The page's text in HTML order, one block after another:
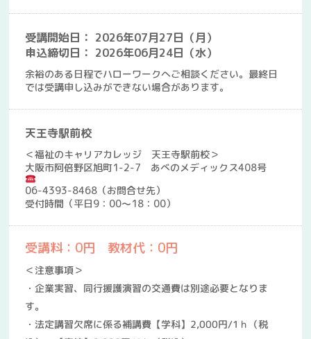
受講開始日： 2026年07月27日（月）
申込締切日： 2026年06月24日（水）
余裕のある日程でハローワークへご相談ください。最終日
では受講申し込みができない場合があります。
天王寺駅前校
＜福祉のキャリアカレッジ 天王寺駅前校＞
大阪市阿倍野区旭町1-2-7 あべのメディックス408号
06-4393-8468（お問合せ先）
受付時間（平日9：00～18：00）
受講料：0円 教材代：0円
＜注意事項＞
・企業実習、同行援護演習の交通費は別途必要となりま
す。
・法定講習欠席に係る補講費【学科】2,000円/1ｈ（税